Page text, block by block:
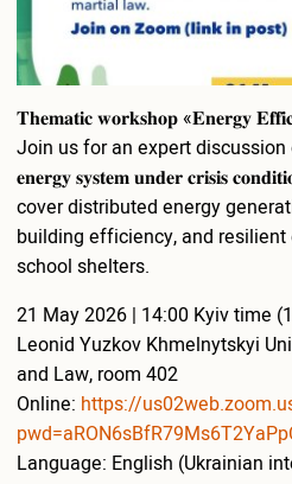
Вакантні посади
Акредитація
Внутрішня система забезпечення
Етика, академічна
політика
Гендерна політика Університету
Газета ХУУП імені Леоніда
Меморіал пам'яті
Безпека освітнього середовища
Фотогалерея
Приймальна комісія
Відомості про провадження
Правила прийому в ХУУП імені
Кількість бюджетних місць
Переваги університету
𝐓𝐡𝐞𝐦𝐚𝐭𝐢𝐜 𝐰𝐨𝐫𝐤𝐬𝐡𝐨𝐩 «𝐄𝐧𝐞𝐫𝐠𝐲
Join us for an expert discussion
𝐞𝐧𝐞𝐫𝐠𝐲 𝐬𝐲𝐬𝐭𝐞𝐦 𝐮𝐧𝐝𝐞𝐫 𝐜𝐫𝐢𝐬𝐢𝐬
cover distributed energy
building efficiency, and
school shelters.
21 May 2026 | 14:00 Kyiv time
Leonid Yuzkov Khmelnytskyi
and Law, room 402
Online: https://
Language: English (Ukrainian